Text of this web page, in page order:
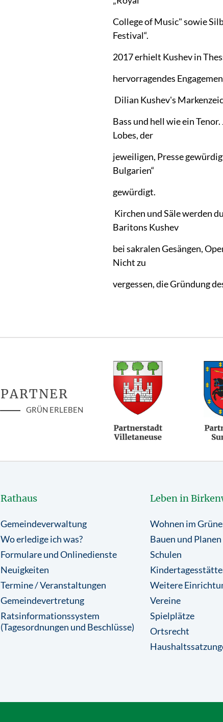
College of Music" sowie
Festival“.
2017 erhielt Kushev in
hervorragendes
Dilian Kushev's
Bass und hell wie ein
Lobes, der
jeweiligen, Presse
Bulgarien“
gewürdigt.
Kirchen und Säle werden
Baritons Kushev
bei sakralen Gesängen,
Nicht zu
vergessen, die Gründung
PARTNER
GRÜN ERLEBEN
Rathaus
Gemeindeverwaltung
Wo erledige ich was?
Formulare und Onlinedienste
Neuigkeiten
Termine / Veranstaltungen
Gemeindevertretung
Ratsinformationssystem
(Tagesordnungen und Beschlüsse)
Leben in
Wohnen im
Bauen und Planen
Schulen
Weitere
Vereine
Spielplätze
Ortsrecht